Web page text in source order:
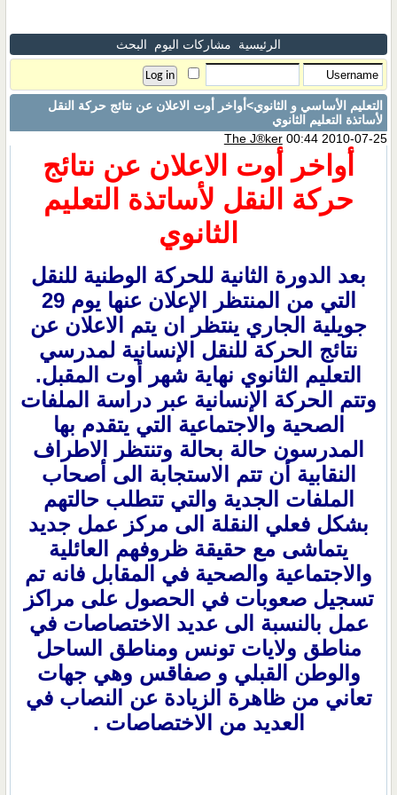
الرئيسية مشاركات اليوم البحث
التعليم الأساسي و الثانوي>أواخر أوت الاعلان عن نتائج حركة النقل
لأساتذة التعليم الثانوي
The J®ker00:44 2010-07-25
أواخر أوت الاعلان عن نتائج
حركة النقل لأساتذة التعليم
الثانوي
بعد الدورة الثانية للحركة الوطنية للنقل
التي من المنتظر الإعلان عنها يوم 29
جويلية الجاري ينتظر ان يتم الاعلان عن
نتائج الحركة للنقل الإنسانية لمدرسي
التعليم الثانوي نهاية شهر أوت المقبل.
وتتم الحركة الإنسانية عبر دراسة الملفات
الصحية والاجتماعية التي يتقدم بها
المدرسون حالة بحالة وتنتظر الاطراف
النقابية أن تتم الاستجابة الى أصحاب
الملفات الجدية والتي تتطلب حالتهم
بشكل فعلي النقلة الى مركز عمل جديد
يتماشى مع حقيقة ظروفهم العائلية
والاجتماعية والصحية في المقابل فانه تم
تسجيل صعوبات في الحصول على مراكز
عمل بالنسبة الى عديد الاختصاصات في
مناطق ولايات تونس ومناطق الساحل
والوطن القبلي و صفاقس وهي جهات
تعاني من ظاهرة الزيادة عن النصاب في
العديد من الاختصاصات .